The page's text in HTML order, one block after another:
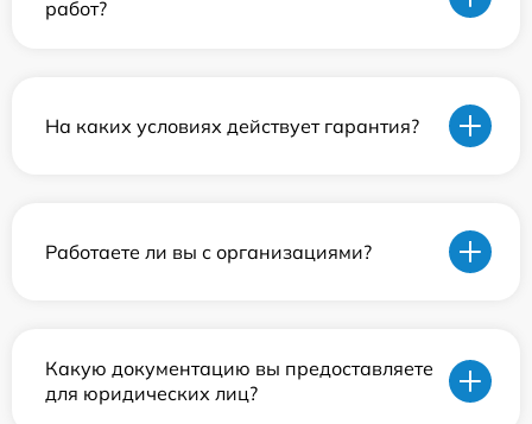
работ?
На каких условиях действует гарантия?
Работаете ли вы с организациями?
Какую документацию вы предоставляете
для юридических лиц?